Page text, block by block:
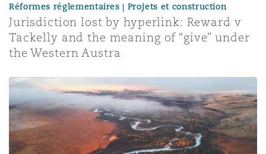
Réformes réglementaires | Projets et construction
Jurisdiction lost by hyperlink: Reward v
Tackelly and the meaning of “give” under
the Western Austra
Legal Considerations for Rare Earth Projects in Africa